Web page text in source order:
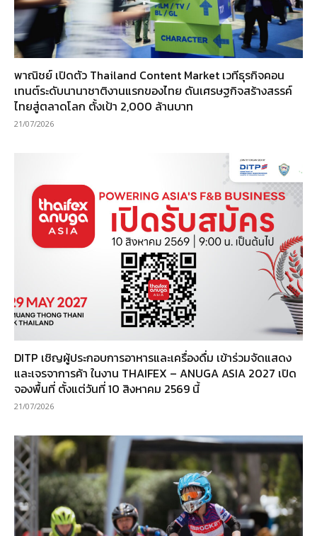
พาณิชย์ เปิดตัว Thailand Content Market เวทีธุรกิจคอน
เทนต์ระดับนานาชาติงานแรกของไทย ดันเศรษฐกิจสร้างสรรค์
ไทยสู่ตลาดโลก ตั้งเป้า 2,000 ล้านบาท
21/07/2026
DITP เชิญผู้ประกอบการอาหารและเครื่องดื่ม เข้าร่วมจัดแสดง
และเจรจาการค้า ในงาน THAIFEX – ANUGA ASIA 2027 เปิด
จองพื้นที่ ตั้งแต่วันที่ 10 สิงหาคม 2569 นี้
21/07/2026